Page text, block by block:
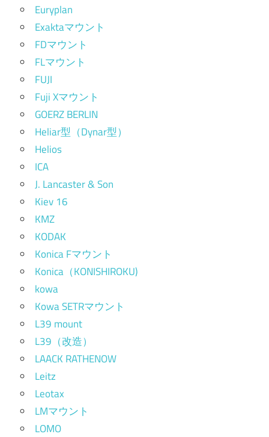
Euryplan
Exaktaマウント
FDマウント
FLマウント
FUJI
Fuji Xマウント
GOERZ BERLIN
Heliar型（Dynar型）
Helios
ICA
J. Lancaster & Son
Kiev 16
KMZ
KODAK
Konica Fマウント
Konica（KONISHIROKU)
kowa
Kowa SETRマウント
L39 mount
L39（改造）
LAACK RATHENOW
Leitz
Leotax
LMマウント
LOMO